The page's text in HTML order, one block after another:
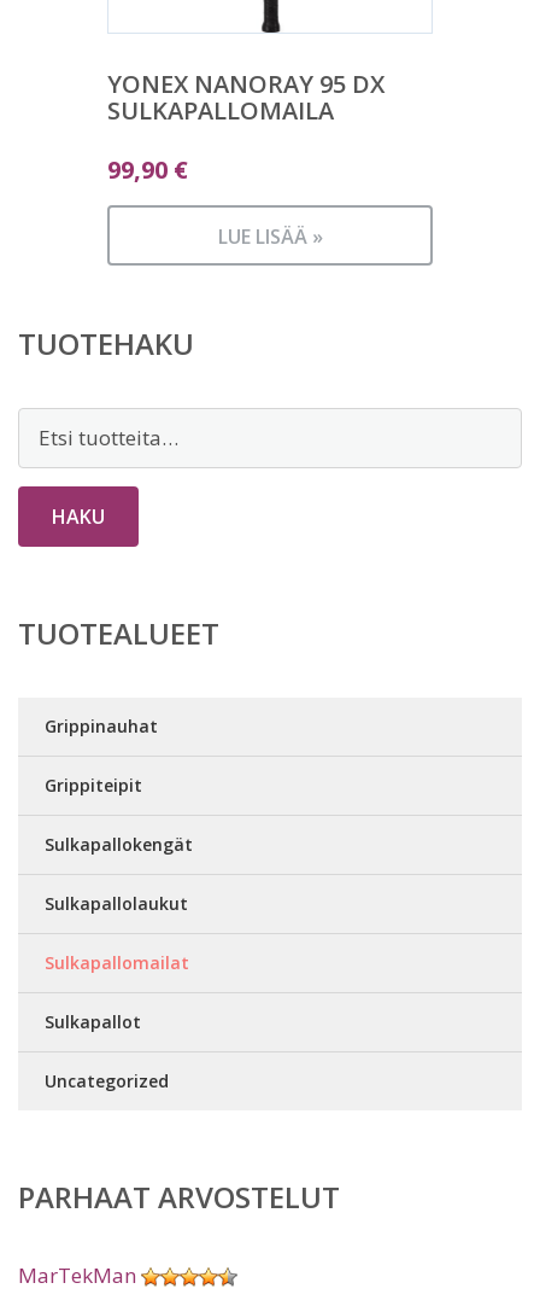
YONEX NANORAY 95 DX
SULKAPALLOMAILA
99,90 €
LUE LISÄÄ »
TUOTEHAKU
Etsi:
HAKU
TUOTEALUEET
Grippinauhat
Grippiteipit
Sulkapallokengät
Sulkapallolaukut
Sulkapallomailat
Sulkapallot
Uncategorized
PARHAAT ARVOSTELUT
MarTekMan